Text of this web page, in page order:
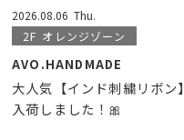
2026.08.06 Thu.
2F オレンジゾーン
AVO.HANDMADE
大人気【インド刺繍リボン】
入荷しました！🎀